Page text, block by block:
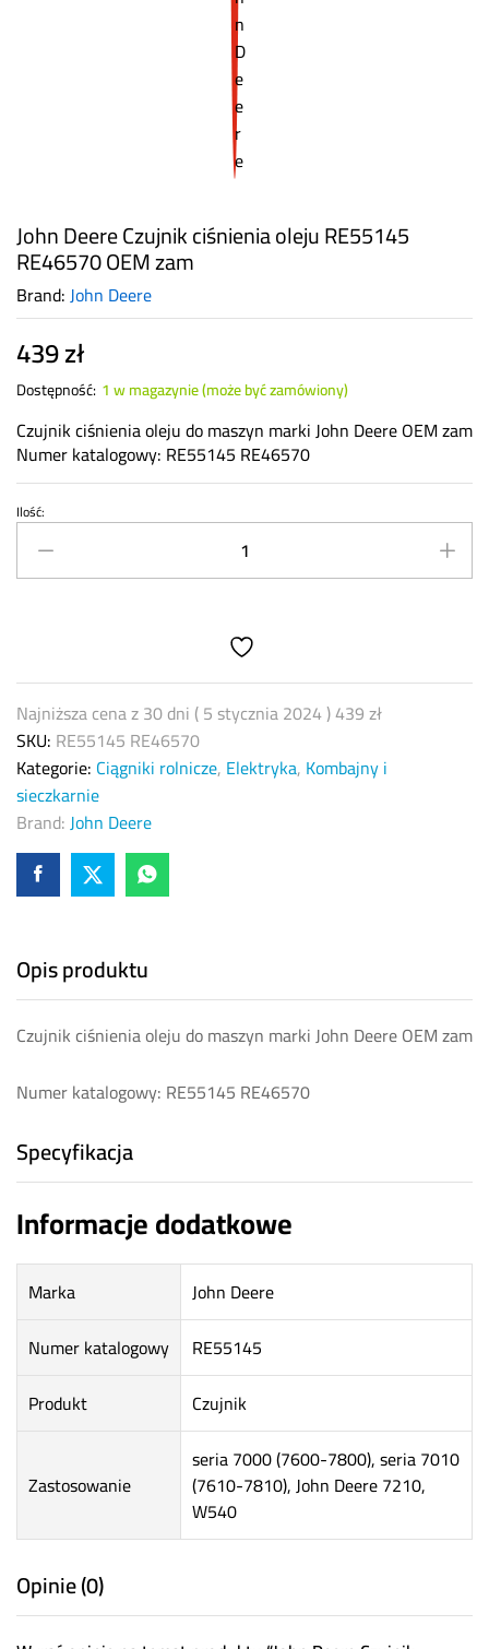
John Deere Czujnik ciśnienia oleju RE55145
RE46570 OEM zam
Brand:John Deere
439zł
Dostępność: 1 w magazynie (może być zamówiony)
Czujnik ciśnienia oleju do maszyn marki John Deere OEM zam
Numer katalogowy: RE55145 RE46570
John
Deere
Czujnik
RE46570
OEM
zam
quantity
Ilość:
Najniższa cena z 30 dni (5 stycznia 2024)439zł
SKU: RE55145 RE46570
Kategorie: Ciągniki rolnicze, Elektryka, Kombajny i
sieczkarnie
Brand:John Deere
Opis produktu
Czujnik ciśnienia oleju do maszyn marki John Deere OEM zam
Numer katalogowy: RE55145 RE46570
Specyfikacja
Informacje dodatkowe
Marka
John Deere
Numer katalogowy
RE55145
Produkt
Czujnik
Zastosowanie
seria 7000 (7600-7800), seria 7010
(7610-7810), John Deere 7210,
W540
Opinie (0)